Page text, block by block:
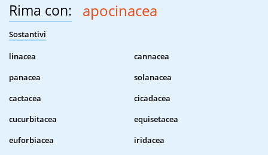
Rima con: apocinacea
Sostantivi
linacea
cannacea
panacea
solanacea
cactacea
cicadacea
cucurbitacea
equisetacea
euforbiacea
iridacea